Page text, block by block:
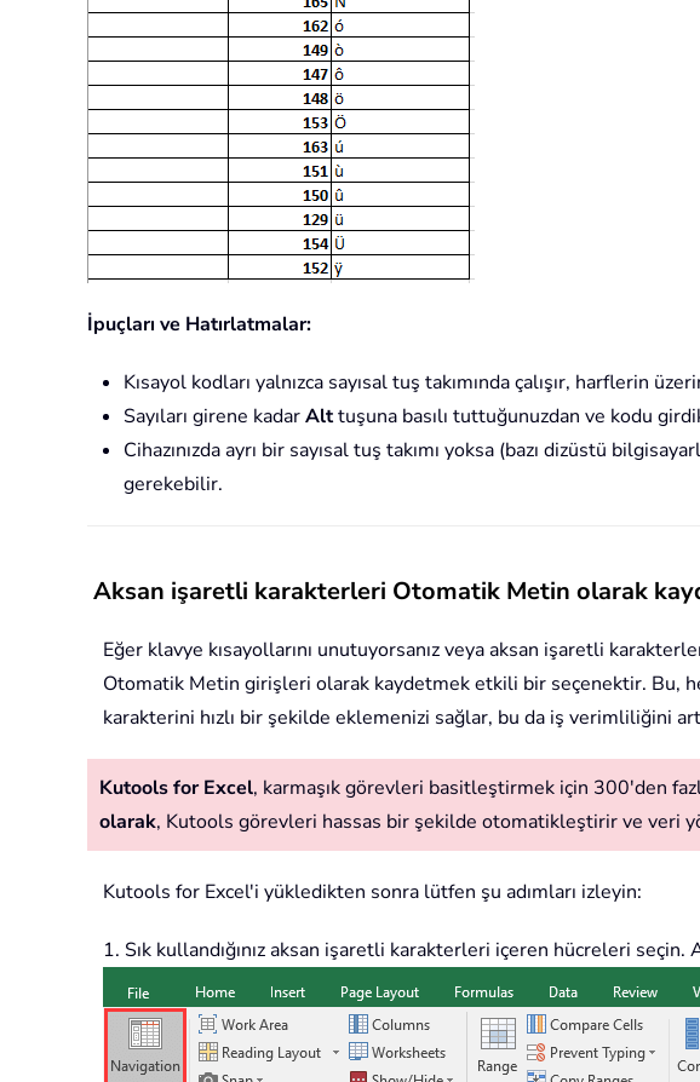
İpuçları ve Hatırlatmalar:
Kısayol kodları yalnızca sayısal tuş takımında çalışır, harflerin
Sayıları girene kadarAlttuşuna basılı tuttuğunuzdan ve kodu
Cihazınızda ayrı bir sayısal tuş takımı yoksa (bazı dizüstü
gerekebilir.
Aksan işaretli karakterleri Otomatik Metin olarak
Eğer klavye kısayollarını unutuyorsanız veya aksan işaretli
Otomatik Metin girişleri olarak kaydetmek etkili bir seçenektir. Bu,
karakterini hızlı bir şekilde eklemenizi sağlar, bu da iş verimliliğini
Kutools for Excel, karmaşık görevleri basitleştirmek için 300'den
olarak, Kutools görevleri hassas bir şekilde otomatikleştirir ve veri
Kutools for Excel'i yükledikten sonra lütfen şu adımları izleyin:
1. Sık kullandığınız aksan işaretli karakterleri içeren hücreleri seçin.